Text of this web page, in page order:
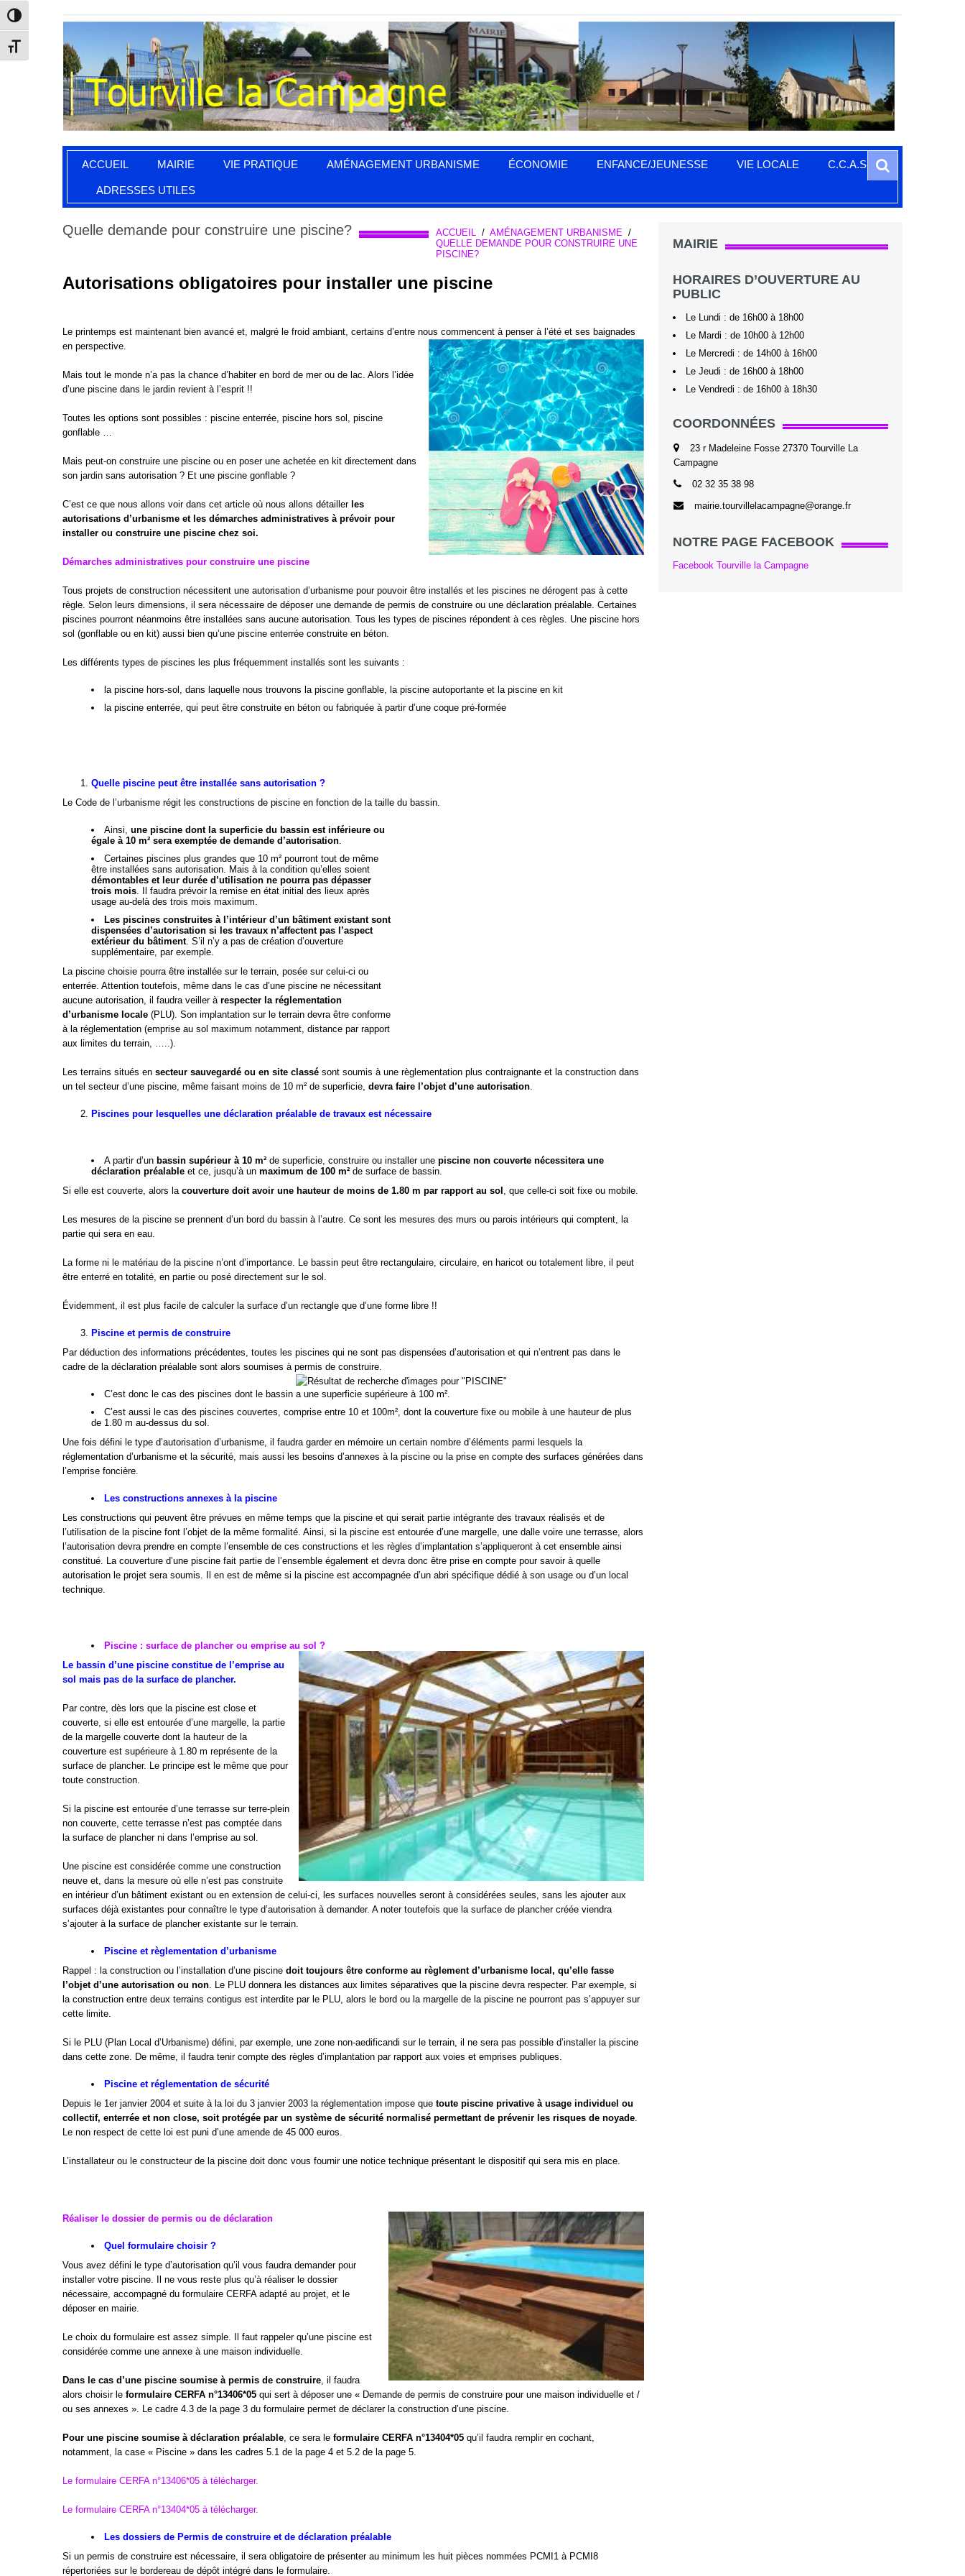
Passer en contraste élevé
Changer la taille de la police
ACCUEIL MAIRIE VIE PRATIQUE AMÉNAGEMENT URBANISME ÉCONOMIE ENFANCE/JEUNESSE VIE LOCALE C.C.A.S.
ADRESSES UTILES
ACCUEIL / AMÉNAGEMENT URBANISME /
QUELLE DEMANDE POUR CONSTRUIRE UNE
PISCINE?
Quelle demande pour construire une piscine?
Autorisations obligatoires pour installer une piscine
Le printemps est maintenant bien avancé et, malgré le froid ambiant, certains d’entre nous commencent à penser à l’été et ses baignades
en perspective.
Mais tout le monde n’a pas la chance d’habiter en bord de mer ou de lac. Alors l’idée
d’une piscine dans le jardin revient à l’esprit !!
Toutes les options sont possibles : piscine enterrée, piscine hors sol, piscine
gonflable …
Mais peut-on construire une piscine ou en poser une achetée en kit directement dans
son jardin sans autorisation ? Et une piscine gonflable ?
C’est ce que nous allons voir dans cet article où nous allons détailler les
autorisations d’urbanisme et les démarches administratives à prévoir pour
installer ou construire une piscine chez soi.
Démarches administratives pour construire une piscine
Tous projets de construction nécessitent une autorisation d’urbanisme pour pouvoir être installés et les piscines ne dérogent pas à cette
règle. Selon leurs dimensions, il sera nécessaire de déposer une demande de permis de construire ou une déclaration préalable. Certaines
piscines pourront néanmoins être installées sans aucune autorisation. Tous les types de piscines répondent à ces règles. Une piscine hors
sol (gonflable ou en kit) aussi bien qu’une piscine enterrée construite en béton.
Les différents types de piscines les plus fréquemment installés sont les suivants :
la piscine hors-sol, dans laquelle nous trouvons la piscine gonflable, la piscine autoportante et la piscine en kit
la piscine enterrée, qui peut être construite en béton ou fabriquée à partir d’une coque pré-formée
Quelle piscine peut être installée sans autorisation ?
Le Code de l’urbanisme régit les constructions de piscine en fonction de la taille du bassin.
Ainsi, une piscine dont la superficie du bassin est inférieure ou
égale à 10 m² sera exemptée de demande d’autorisation.
Certaines piscines plus grandes que 10 m² pourront tout de même
être installées sans autorisation. Mais à la condition qu’elles soient
démontables et leur durée d’utilisation ne pourra pas dépasser
trois mois. Il faudra prévoir la remise en état initial des lieux après
usage au-delà des trois mois maximum.
Les piscines construites à l’intérieur d’un bâtiment existant sont
dispensées d’autorisation si les travaux n’affectent pas l’aspect
extérieur du bâtiment. S’il n’y a pas de création d’ouverture
supplémentaire, par exemple.
La piscine choisie pourra être installée sur le terrain, posée sur celui-ci ou
enterrée. Attention toutefois, même dans le cas d’une piscine ne nécessitant
aucune autorisation, il faudra veiller à respecter la réglementation
d’urbanisme locale (PLU). Son implantation sur le terrain devra être conforme
à la réglementation (emprise au sol maximum notamment, distance par rapport
aux limites du terrain, …..).
Les terrains situés en secteur sauvegardé ou en site classé sont soumis à une règlementation plus contraignante et la construction dans
un tel secteur d’une piscine, même faisant moins de 10 m² de superficie, devra faire l’objet d’une autorisation.
Piscines pour lesquelles une déclaration préalable de travaux est nécessaire
A partir d’un bassin supérieur à 10 m² de superficie, construire ou installer une piscine non couverte nécessitera une
déclaration préalable et ce, jusqu’à un maximum de 100 m² de surface de bassin.
Si elle est couverte, alors la couverture doit avoir une hauteur de moins de 1.80 m par rapport au sol , que celle-ci soit fixe ou mobile.
Les mesures de la piscine se prennent d’un bord du bassin à l’autre. Ce sont les mesures des murs ou parois intérieurs qui comptent, la
partie qui sera en eau.
La forme ni le matériau de la piscine n’ont d’importance. Le bassin peut être rectangulaire, circulaire, en haricot ou totalement libre, il peut
être enterré en totalité, en partie ou posé directement sur le sol.
Évidemment, il est plus facile de calculer la surface d’un rectangle que d’une forme libre !!
Piscine et permis de construire
Par déduction des informations précédentes, toutes les piscines qui ne sont pas dispensées d’autorisation et qui n’entrent pas dans le
cadre de la déclaration préalable sont alors soumises à permis de construire.
C’est donc le cas des piscines dont le bassin a une superficie supérieure à 100 m².
C’est aussi le cas des piscines couvertes, comprise entre 10 et 100m², dont la couverture fixe ou mobile à une hauteur de plus
de 1.80 m au-dessus du sol.
Une fois défini le type d’autorisation d’urbanisme, il faudra garder en mémoire un certain nombre d’éléments parmi lesquels la
réglementation d’urbanisme et la sécurité, mais aussi les besoins d’annexes à la piscine ou la prise en compte des surfaces générées dans
l’emprise foncière.
Les constructions annexes à la piscine
Les constructions qui peuvent être prévues en même temps que la piscine et qui serait partie intégrante des travaux réalisés et de
l’utilisation de la piscine font l’objet de la même formalité. Ainsi, si la piscine est entourée d’une margelle, une dalle voire une terrasse, alors
l’autorisation devra prendre en compte l’ensemble de ces constructions et les règles d’implantation s’appliqueront à cet ensemble ainsi
constitué. La couverture d’une piscine fait partie de l’ensemble également et devra donc être prise en compte pour savoir à quelle
autorisation le projet sera soumis. Il en est de même si la piscine est accompagnée d’un abri spécifique dédié à son usage ou d’un local
technique.
Piscine : surface de plancher ou emprise au sol ?
Le bassin d’une piscine constitue de l’emprise au
sol mais pas de la surface de plancher.
Par contre, dès lors que la piscine est close et
couverte, si elle est entourée d’une margelle, la partie
de la margelle couverte dont la hauteur de la
couverture est supérieure à 1.80 m représente de la
surface de plancher. Le principe est le même que pour
toute construction.
Si la piscine est entourée d’une terrasse sur terre-plein
non couverte, cette terrasse n’est pas comptée dans
la surface de plancher ni dans l’emprise au sol.
Une piscine est considérée comme une construction
neuve et, dans la mesure où elle n’est pas construite
en intérieur d’un bâtiment existant ou en extension de celui-ci, les surfaces nouvelles seront à considérées seules, sans les ajouter aux
surfaces déjà existantes pour connaître le type d’autorisation à demander. A noter toutefois que la surface de plancher créée viendra
s’ajouter à la surface de plancher existante sur le terrain.
Piscine et règlementation d’urbanisme
Rappel : la construction ou l’installation d’une piscine doit toujours être conforme au règlement d’urbanisme local, qu’elle fasse
l’objet d’une autorisation ou non. Le PLU donnera les distances aux limites séparatives que la piscine devra respecter. Par exemple, si
la construction entre deux terrains contigus est interdite par le PLU, alors le bord ou la margelle de la piscine ne pourront pas s’appuyer sur
cette limite.
Si le PLU (Plan Local d’Urbanisme) défini, par exemple, une zone non-aedificandi sur le terrain, il ne sera pas possible d’installer la piscine
dans cette zone. De même, il faudra tenir compte des règles d’implantation par rapport aux voies et emprises publiques.
Piscine et réglementation de sécurité
Depuis le 1er janvier 2004 et suite à la loi du 3 janvier 2003 la réglementation impose que toute piscine privative à usage individuel ou
collectif, enterrée et non close, soit protégée par un système de sécurité normalisé permettant de prévenir les risques de noyade.
Le non respect de cette loi est puni d’une amende de 45 000 euros.
L’installateur ou le constructeur de la piscine doit donc vous fournir une notice technique présentant le dispositif qui sera mis en place.
Réaliser le dossier de permis ou de déclaration
Quel formulaire choisir ?
Vous avez défini le type d’autorisation qu’il vous faudra demander pour
installer votre piscine. Il ne vous reste plus qu’à réaliser le dossier
nécessaire, accompagné du formulaire CERFA adapté au projet, et le
déposer en mairie.
Le choix du formulaire est assez simple. Il faut rappeler qu’une piscine est
considérée comme une annexe à une maison individuelle.
Dans le cas d’une piscine soumise à permis de construire, il faudra
alors choisir le formulaire CERFA n°13406*05 qui sert à déposer une « Demande de permis de construire pour une maison individuelle et /
ou ses annexes ». Le cadre 4.3 de la page 3 du formulaire permet de déclarer la construction d’une piscine.
Pour une piscine soumise à déclaration préalable, ce sera le formulaire CERFA n°13404*05 qu’il faudra remplir en cochant,
notamment, la case « Piscine » dans les cadres 5.1 de la page 4 et 5.2 de la page 5.
Le formulaire CERFA n°13406*05 à télécharger.
Le formulaire CERFA n°13404*05 à télécharger.
Les dossiers de Permis de construire et de déclaration préalable
Si un permis de construire est nécessaire, il sera obligatoire de présenter au minimum les huit pièces nommées PCMI1 à PCMI8
répertoriées sur le bordereau de dépôt intégré dans le formulaire.
MAIRIE
HORAIRES D’OUVERTURE AU
PUBLIC
Le Lundi : de 16h00 à 18h00
Le Mardi : de 10h00 à 12h00
Le Mercredi : de 14h00 à 16h00
Le Jeudi : de 16h00 à 18h00
Le Vendredi : de 16h00 à 18h30
COORDONNÉES
23 r Madeleine Fosse 27370 Tourville La
Campagne
02 32 35 38 98
mairie.tourvillelacampagne@orange.fr
NOTRE PAGE FACEBOOK
Facebook Tourville la Campagne